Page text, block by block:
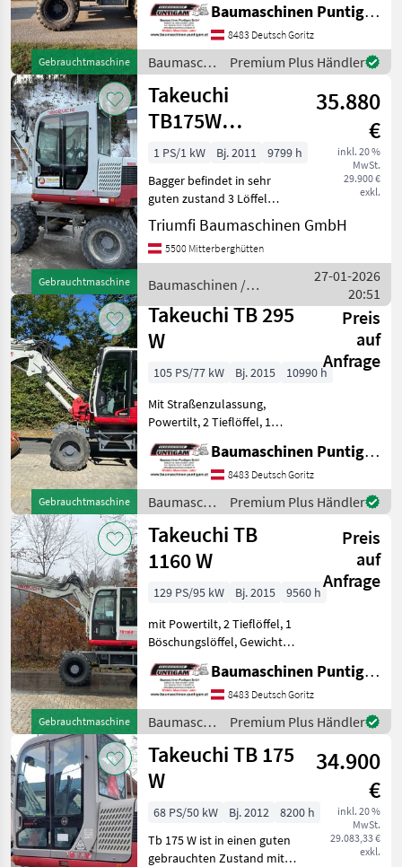
Gebrauchtmaschine
Referenznummer: 18416
Baumaschinen Puntigam
GmbH Unser Spezialgebiet:
Ankauf - Verkauf - Vermie
Baumaschinen Puntigam GmbH
8483 Deutsch Goritz
Baumaschinen
/ Takeuchi
Premium Plus Händler
Gebrauchtmaschine
Takeuchi
TB175W
Powertilt
35.880
€
inkl. 20 %
MwSt.
29.900 €
exkl.
1 PS/1 kW Bj. 2011
9799 h
Bagger befindet in sehr
guten zustand 3 Löffel
Powertilt Eintausch
möglich Baumaschinen
Mobilbagger
Triumfi Baumaschinen GmbH
5500 Mitterberghütten
Baumaschinen /
Takeuchi
27-01-2026
20:51
Gebrauchtmaschine
Takeuchi TB 295
W
Preis
auf
Anfrage
105 PS/77 kW Bj. 2015
10990 h
Mit Straßenzulassung,
Powertilt, 2 Tieflöffel, 1
Referenznummer: 15390
Baumaschinen Puntigam
GmbH Unser Spezialgebiet:
Ankauf - Verkauf - Vermie
Baumaschinen Puntigam GmbH
8483 Deutsch Goritz
Baumaschinen
/ Takeuchi
Premium Plus Händler
Gebrauchtmaschine
Takeuchi TB
1160 W
Preis
auf
Anfrage
129 PS/95 kW Bj. 2015
9560 h
mit Powertilt, 2 Tieflöffel, 1
Böschungslöffel, Gewicht
Referenznummer: 15593
Baumaschinen Puntigam
GmbH Unser Spezialgebiet:
Ankauf - Verkauf - Vermi
Baumaschinen Puntigam GmbH
8483 Deutsch Goritz
Baumaschinen
/ Takeuchi
Premium Plus Händler
Takeuchi TB 175
W
34.900
€
inkl. 20 %
MwSt.
29.083,33 €
exkl.
68 PS/50 kW Bj. 2012
8200 h
Tb 175 W ist in einen guten
gebrauchten Zustand mit